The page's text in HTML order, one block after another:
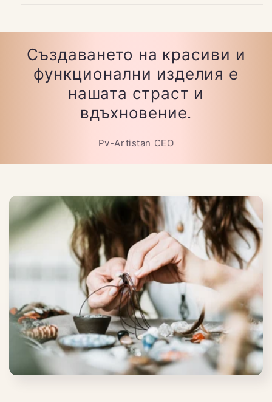
Създаването на красиви и
функционални изделия е
нашата страст и
вдъхновение.
Pv-Artistan CEO